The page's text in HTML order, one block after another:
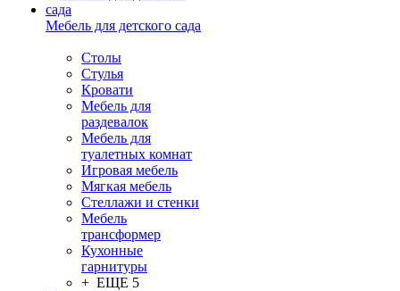
Мебель для детского сада
Столы
Cтулья
Кровати
Мебель для
раздевалок
Мебель для
туалетных комнат
Игровая мебель
Мягкая мебель
Стеллажи и стенки
Мебель
трансформер
Кухонные
гарнитуры
+ ЕЩЕ 5